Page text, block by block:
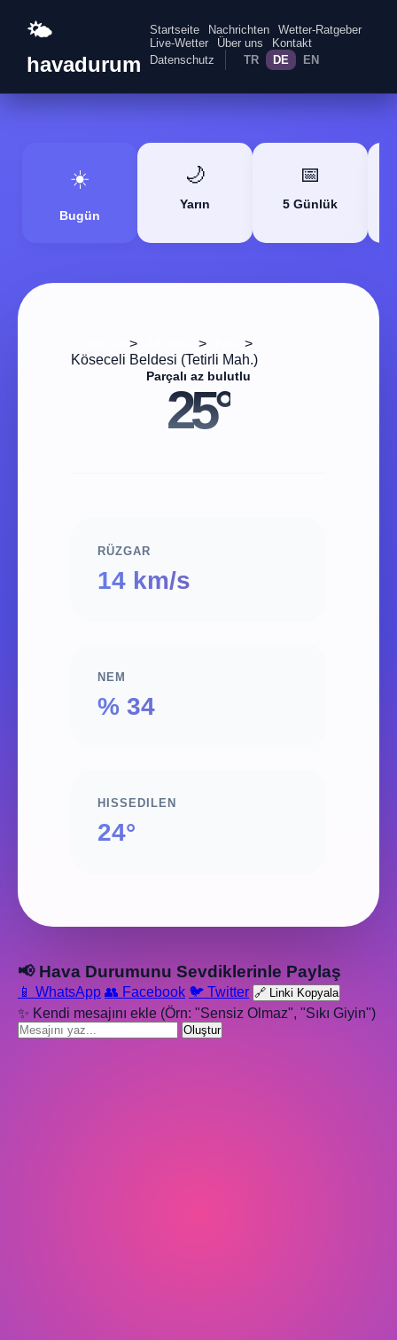
🌤️
havadurum
Startseite Nachrichten
Wetter-Ratgeber
Live-Wetter
Über uns
Kontakt
Datenschutz
TR DE EN
☀️
Bugün
🌙
Yarın
📅
5 Günlük
> >
>
Köseceli Beldesi (Tetirli Mah.)
Parçalı az bulutlu
25°
RÜZGAR
14 km/s
NEM
% 34
HISSEDILEN
24°
📢 Hava Durumunu Sevdiklerinle Paylaş
📱 WhatsApp 👥 Facebook 🐦 Twitter 🔗 Linki Kopyala
✨ Kendi mesajını ekle (Örn: "Sensiz Olmaz", "Sıkı Giyin")
Oluştur